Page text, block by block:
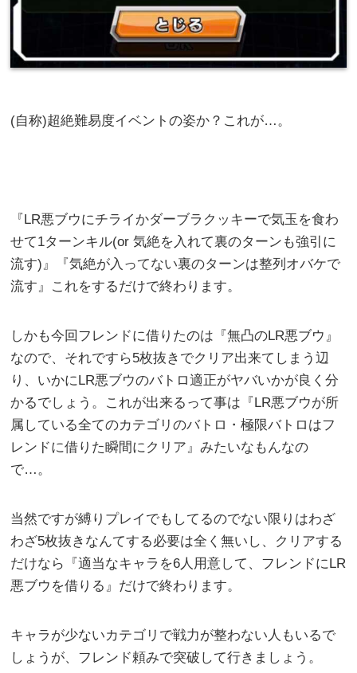
(自称)超絶難易度イベントの姿か？これが…。
『LR悪ブウにチライかダーブラクッキーで気玉を食わ
せて1ターンキル(or 気絶を入れて裏のターンも強引に
流す)』『気絶が入ってない裏のターンは整列オバケで
流す』これをするだけで終わります。
しかも今回フレンドに借りたのは『無凸のLR悪ブウ』
なので、それですら5枚抜きでクリア出来てしまう辺
り、いかにLR悪ブウのバトロ適正がヤバいかが良く分
かるでしょう。これが出来るって事は『LR悪ブウが所
属している全てのカテゴリのバトロ・極限バトロはフ
レンドに借りた瞬間にクリア』みたいなもんなの
で…。
当然ですが縛りプレイでもしてるのでない限りはわざ
わざ5枚抜きなんてする必要は全く無いし、クリアする
だけなら『適当なキャラを6人用意して、フレンドにLR
悪ブウを借りる』だけで終わります。
キャラが少ないカテゴリで戦力が整わない人もいるで
しょうが、フレンド頼みで突破して行きましょう。